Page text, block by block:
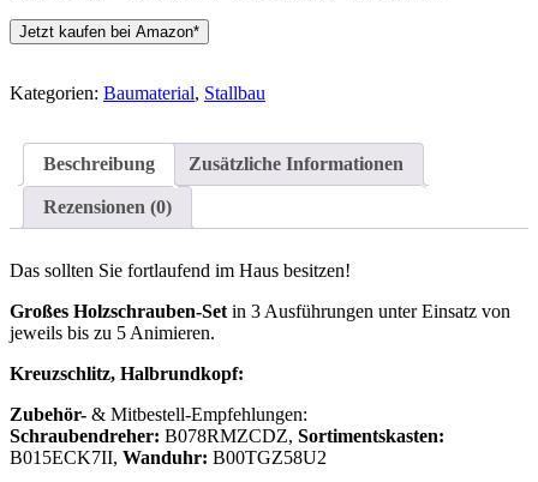
Jetzt kaufen bei Amazon*
Kategorien: Baumaterial, Stallbau
Beschreibung Zusätzliche Informationen
Rezensionen (0)
Das sollten Sie fortlaufend im Haus besitzen!
Großes Holzschrauben-Set in 3 Ausführungen unter Einsatz von
jeweils bis zu 5 Animieren.
Kreuzschlitz, Halbrundkopf:
Zubehör- & Mitbestell-Empfehlungen:
Schraubendreher: B078RMZCDZ, Sortimentskasten:
B015ECK7II, Wanduhr: B00TGZ58U2